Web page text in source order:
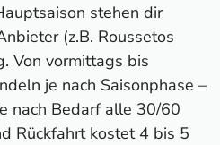
stehen dir
(z.B. Roussetos
Von vormittags bis
je nach Saisonphase –
nach Bedarf alle 30/60
Rückfahrt kostet 4 bis 5